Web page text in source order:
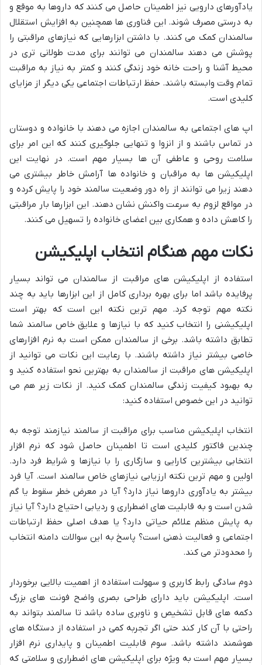
یادآورهای دارویی نیز اطمینان حاصل می کنند که داروها به موقع و
به درستی مصرف شوند. این فناوری ها همچنین به افزایش استقلال
سالمندان کمک می کنند. با داشتن ابزارهایی که نیازهای مراقبتی را
پوشش می دهند سالمندان می توانند برای مدت طولانی تری در
محیط آشنا و راحت خانه خود زندگی کنند و کمتر به نیاز به مراقبت
تمام وقت وابسته باشند. حفظ ارتباطات اجتماعی یکی دیگر از مزایای
کلیدی است.
اپ های اجتماعی به سالمندان اجازه می دهند با خانواده و دوستان
در تماس باشند و از انزوا و تنهایی جلوگیری کنند که این امر برای
سلامت روحی و عاطفی آن ها بسیار مهم است. در نهایت این
اپلیکیشن ها به مراقبان و خانواده ها آرامش خاطر بیشتری می
دهند زیرا می توانند از راه دور وضعیت سالمند خود را پایش کرده و
در مواقع لزوم به سرعت واکنش نشان دهند. این ابزارها بار مراقبتی
را کاهش داده و همکاری بین اعضای خانواده را تسهیل می کنند.
نکات مهم هنگام انتخاب اپلیکیشن
استفاده از اپلیکیشن های مراقبت از سالمندان می تواند بسیار
پرفایده باشد اما برای بهره برداری کامل از این ابزارها باید به چند
نکته مهم توجه کرد. مهم ترین نکته این است که بهتر است
اپلیکیشنی را انتخاب کنید که با نیازها و علایق خاص سالمند شما
تطابق داشته باشد. برخی از سالمندان ممکن است به نرم افزارهای
خاصی بیشتر نیاز داشته باشند. با رعایت این نکات می توانید از
اپلیکیشن های مراقبت از سالمندان به بهترین نحو استفاده کنید و
به بهبود کیفیت زندگی سالمندان کمک کنید. از نکات زیر هم می
توانید در این خصوص استفاده کنید:
انتخاب اپلیکیشن مناسب برای مراقبت از سالمند نیازمند توجه به
چندین فاکتور کلیدی است تا اطمینان حاصل شود که نرم افزار
انتخابی بیشترین کارایی و سازگاری را با نیازها و شرایط فرد دارد.
اولین و مهم ترین نکته ارزیابی نیازهای خاص سالمند است. آیا فرد
بیشتر به یادآوری داروها نیاز دارد؟ آیا در معرض خطر سقوط یا گم
شدن است و به قابلیت های اضطراری و ردیابی احتیاج دارد؟ آیا نیاز
به پایش منظم علائم حیاتی دارد؟ یا هدف اصلی حفظ ارتباطات
اجتماعی و فعالیت ذهنی است؟ پاسخ به این سوالات دامنه انتخاب
را محدودتر می کند.
دوم سادگی رابط کاربری و سهولت استفاده از اهمیت بالایی برخوردار
است. اپلیکیشن باید دارای طراحی بصری واضح فونت های بزرگ
دکمه های قابل تشخیص و ناوبری ساده باشد تا سالمند بتواند به
راحتی با آن کار کند حتی اگر تجربه کمی در استفاده از دستگاه های
هوشمند داشته باشد. سوم قابلیت اطمینان و پایداری نرم افزار
بسیار مهم است به ویژه برای اپلیکیشن های اضطراری و سلامتی که